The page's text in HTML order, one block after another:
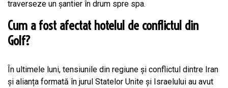
traverseze un șantier în drum spre spa.
Cum a fost afectat hotelul de conflictul din
Golf?
În ultimele luni, tensiunile din regiune și conflictul dintre Iran
și alianța formată în jurul Statelor Unite și Israelului au avut